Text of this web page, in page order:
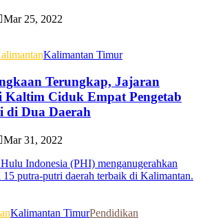
Mar 25, 2022
Kalimantan Timur
Terungkap, Jajaran
Kaltim Ciduk Empat Pengetab
di Dua Daerah
Mar 31, 2022
Kalimantan TimurPendidikan